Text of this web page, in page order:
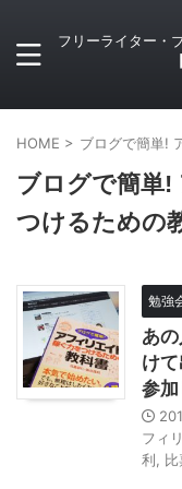
フリーライター・
HOME > ブログで簡単!
ブログで簡単!
つけるための
勉強
あ
け
参
フィ
利